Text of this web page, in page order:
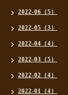
2022-06（5）
2022-05（3）
2022-04（4）
2022-03（5）
2022-02（4）
2022-01（4）